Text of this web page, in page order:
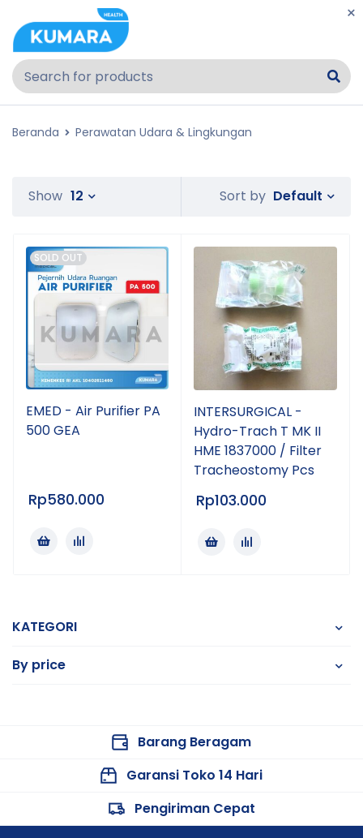
Beranda Perawatan Udara & Lingkungan
KATEGORI
By price
Sort by Default
Show 12
SOLD OUT
EMED - Air Purifier PA
500 GEA
Rp580.000
INTERSURGICAL -
Hydro-Trach T MK II
HME 1837000 / Filter
Tracheostomy Pcs
Rp103.000
Barang Beragam
Garansi Toko 14 Hari
Pengiriman Cepat